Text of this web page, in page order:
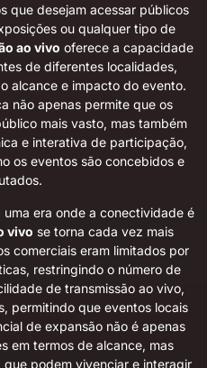
que desejam acessar públicos
ou qualquer tipo de
ao vivo oferece a capacidade
de diferentes localidades,
alcance e impacto do evento.
não apenas permite que os
mais vasto, mas também
e interativa de participação,
os eventos são concebidos e
era onde a conectividade é
vivo se torna cada vez mais
comerciais eram limitados por
restringindo o número de
de transmissão ao vivo,
permitindo que eventos locais
de expansão não é apenas
em termos de alcance, mas
podem vivenciar e interagir